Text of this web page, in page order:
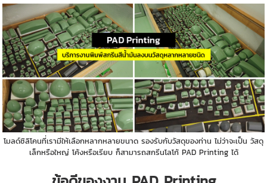
โมลด์ซิลิโคนที่เรามีให้เลือกหลากหลายขนาด รองรับกับวัสดุของท่าน ไม่ว่าจะเป็น วัสดุ
เล็กหรือใหญ่ โค้งหรือเรียบ ก็สามารถสกรีนโลโก้ PAD Printing ได้